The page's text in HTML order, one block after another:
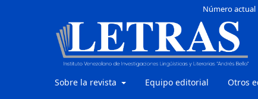
Sobre la revista Equipo editorial Otros
Número actual